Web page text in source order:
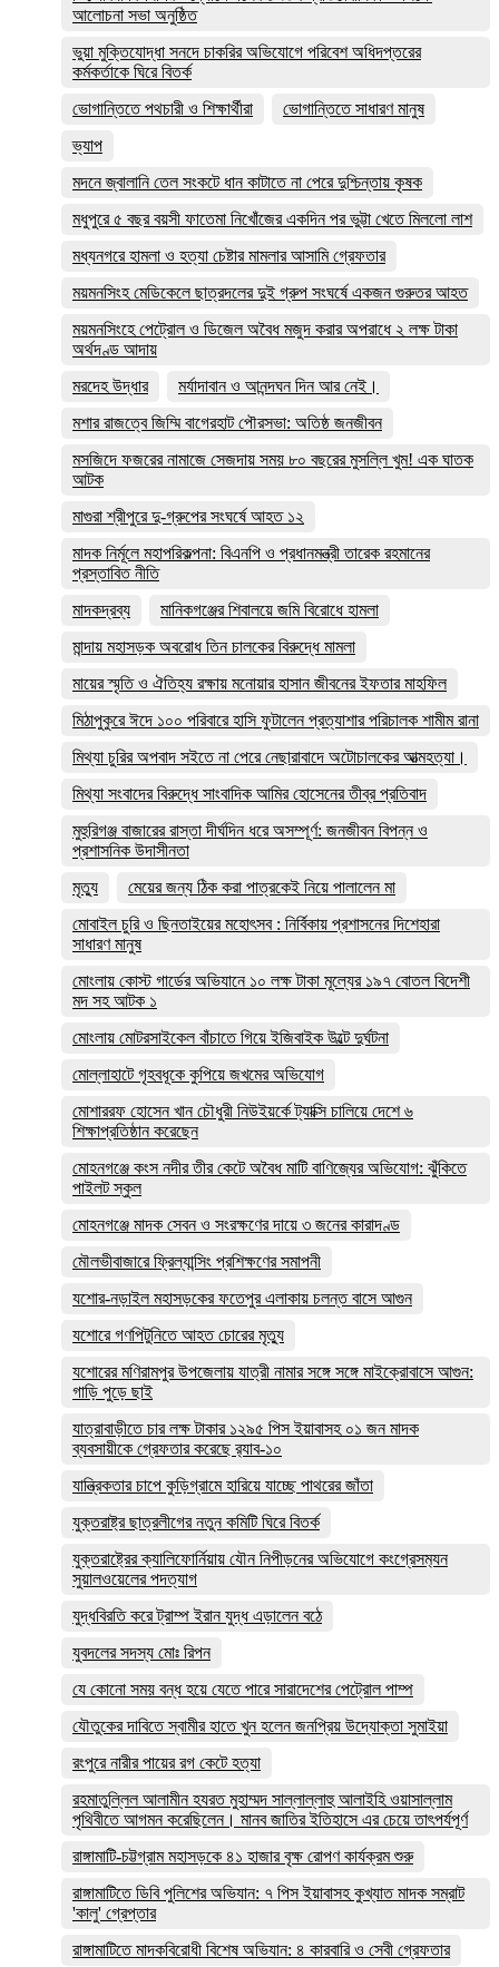
আলোচনা সভা অনুষ্ঠিত
ভুয়া মুক্তিযোদ্ধা সনদে চাকরির অভিযোগে পরিবেশ অধিদপ্তরের
কর্মকর্তাকে ঘিরে বিতর্ক
ভোগান্তিতে পথচারী ও শিক্ষার্থীরা
ভোগান্তিতে সাধারণ মানুষ
ভ্যাপ
মদনে জ্বালানি তেল সংকটে ধান কাটাতে না পেরে দুশ্চিন্তায় কৃষক
মধুপুরে ৫ বছর বয়সী ফাতেমা নিখোঁজের একদিন পর ভুট্টা খেতে মিললো লাশ
মধ্যনগরে হামলা ও হত্যা চেষ্টার মামলার আসামি গ্রেফতার
ময়মনসিংহ মেডিকেলে ছাত্রদলের দুই গ্রুপ সংঘর্ষে একজন গুরুতর আহত
ময়মনসিংহে পেট্রোল ও ডিজেল অবৈধ মজুদ করার অপরাধে ২ লক্ষ টাকা
অর্থদণ্ড আদায়
মরদেহ উদ্ধার
মর্যাদাবান ও আনন্দঘন দিন আর নেই।
মশার রাজত্বে জিম্মি বাগেরহাট পৌরসভা: অতিষ্ঠ জনজীবন
মসজিদে ফজরের নামাজে সেজদায় সময় ৮০ বছরের মুসল্লি খুম! এক ঘাতক
আটক
মাগুরা শ্রীপুরে দু-গ্রুপের সংঘর্ষে আহত ১২
মাদক নির্মূলে মহাপরিকল্পনা: বিএনপি ও প্রধানমন্ত্রী তারেক রহমানের
প্রস্তাবিত নীতি
মাদকদ্রব্য
মানিকগঞ্জের শিবালয়ে জমি বিরোধে হামলা
মান্দায় মহাসড়ক অবরোধ তিন চালকের বিরুদ্ধে মামলা
মায়ের স্মৃতি ও ঐতিহ্য রক্ষায় মনোয়ার হাসান জীবনের ইফতার মাহফিল
মিঠাপুকুরে ঈদে ১০০ পরিবারে হাসি ফুটালেন প্রত্যাশার পরিচালক শামীম রানা
মিথ্যা চুরির অপবাদ সইতে না পেরে নেছারাবাদে অটোচালকের আত্মহত্যা।
মিথ্যা সংবাদের বিরুদ্ধে সাংবাদিক আমির হোসেনের তীব্র প্রতিবাদ
মুহুরিগঞ্জ বাজারের রাস্তা দীর্ঘদিন ধরে অসম্পূর্ণ: জনজীবন বিপন্ন ও
প্রশাসনিক উদাসীনতা
মৃত্যু
মেয়ের জন্য ঠিক করা পাত্রকেই নিয়ে পালালেন মা
মোবাইল চুরি ও ছিনতাইয়ের মহোৎসব : নির্বিকায় প্রশাসনের দিশেহারা
সাধারণ মানুষ
মোংলায় কোস্ট গার্ডের অভিযানে ১০ লক্ষ টাকা মূল্যের ১৯৭ বোতল বিদেশী
মদ সহ আটক ১
মোংলায় মোটরসাইকেল বাঁচাতে গিয়ে ইজিবাইক উল্টে দুর্ঘটনা
মোল্লাহাটে গৃহবধূকে কুপিয়ে জখমের অভিযোগ
মোশাররফ হোসেন খান চৌধুরী নিউইয়র্কে ট্যাক্সি চালিয়ে দেশে ৬
শিক্ষাপ্রতিষ্ঠান করেছেন
মোহনগঞ্জে কংস নদীর তীর কেটে অবৈধ মাটি বাণিজ্যের অভিযোগ: ঝুঁকিতে
পাইলট স্কুল
মোহনগঞ্জে মাদক সেবন ও সংরক্ষণের দায়ে ৩ জনের কারাদণ্ড
মৌলভীবাজারে ফ্রিল্যান্সিং প্রশিক্ষণের সমাপনী
যশোর-নড়াইল মহাসড়কের ফতেপুর এলাকায় চলন্ত বাসে আগুন
যশোরে গণপিটুনিতে আহত চোরের মৃত্যু
যশোরের মণিরামপুর উপজেলায় যাত্রী নামার সঙ্গে সঙ্গে মাইক্রোবাসে আগুন:
গাড়ি পুড়ে ছাই
যাত্রাবাড়ীতে চার লক্ষ টাকার ১২৯৫ পিস ইয়াবাসহ ০১ জন মাদক
ব্যবসায়ীকে গ্রেফতার করেছে র‌্যাব-১০
যান্ত্রিকতার চাপে কুড়িগ্রামে হারিয়ে যাচ্ছে পাথরের জাঁতা
যুক্তরাষ্ট্র ছাত্রলীগের নতুন কমিটি ঘিরে বিতর্ক
যুক্তরাষ্ট্রের ক্যালিফোর্নিয়ায় যৌন নিপীড়নের অভিযোগে কংগ্রেসম‍্যন
সুয়ালওয়েলের পদত্যাগ
যুদ্ধবিরতি করে ট্রাম্প ইরান যুদ্ধ এড়ালেন বঠে
যুবদলের সদস্য মোঃ রিপন
যে কোনো সময় বন্ধ হয়ে যেতে পারে সারাদেশের পেট্রোল পাম্প
যৌতুকের দাবিতে স্বামীর হাতে খুন হলেন জনপ্রিয় উদ্যোক্তা সুমাইয়া
রংপুরে নারীর পায়ের রগ কেটে হত্যা
রহমাতুল্লিল আলামীন হযরত মুহাম্মদ সাল্লাল্লাহু আলাইহি ওয়াসাল্লাম
পৃথিবীতে আগমন করেছিলেন। মানব জাতির ইতিহাসে এর চেয়ে তাৎপর্যপূর্ণ
রাঙ্গামাটি-চট্টগ্রাম মহাসড়কে ৪১ হাজার বৃক্ষ রোপণ কার্যক্রম শুরু
রাঙ্গামাটিতে ডিবি পুলিশের অভিযান: ৭ পিস ইয়াবাসহ কুখ্যাত মাদক সম্রাট
'কালু' গ্রেপ্তার
রাঙ্গামাটিতে মাদকবিরোধী বিশেষ অভিযান: ৪ কারবারি ও সেবী গ্রেফতার